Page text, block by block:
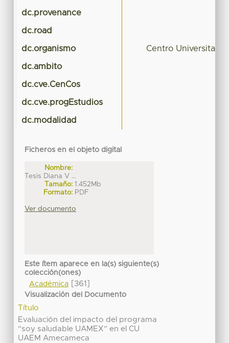
dc.provenance
dc.road
dc.organismo Centro Universitario
dc.ambito
dc.cve.CenCos
dc.cve.progEstudios
dc.modalidad
Ficheros en el objeto digital
Nombre:
Tesis Diana V ...
Tamaño: 1.452Mb
Formato: PDF
Ver documento
Este ítem aparece en la(s) siguiente(s)
colección(ones)
Académica[361]
Visualización del Documento
Título
Evaluación del impacto del programa
“soy saludable UAMEX” en el CU
UAEM Amecameca